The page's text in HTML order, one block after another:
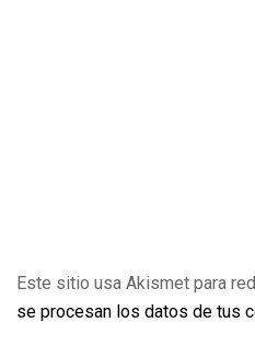
Este sitio usa Akismet para
se procesan los datos de tus